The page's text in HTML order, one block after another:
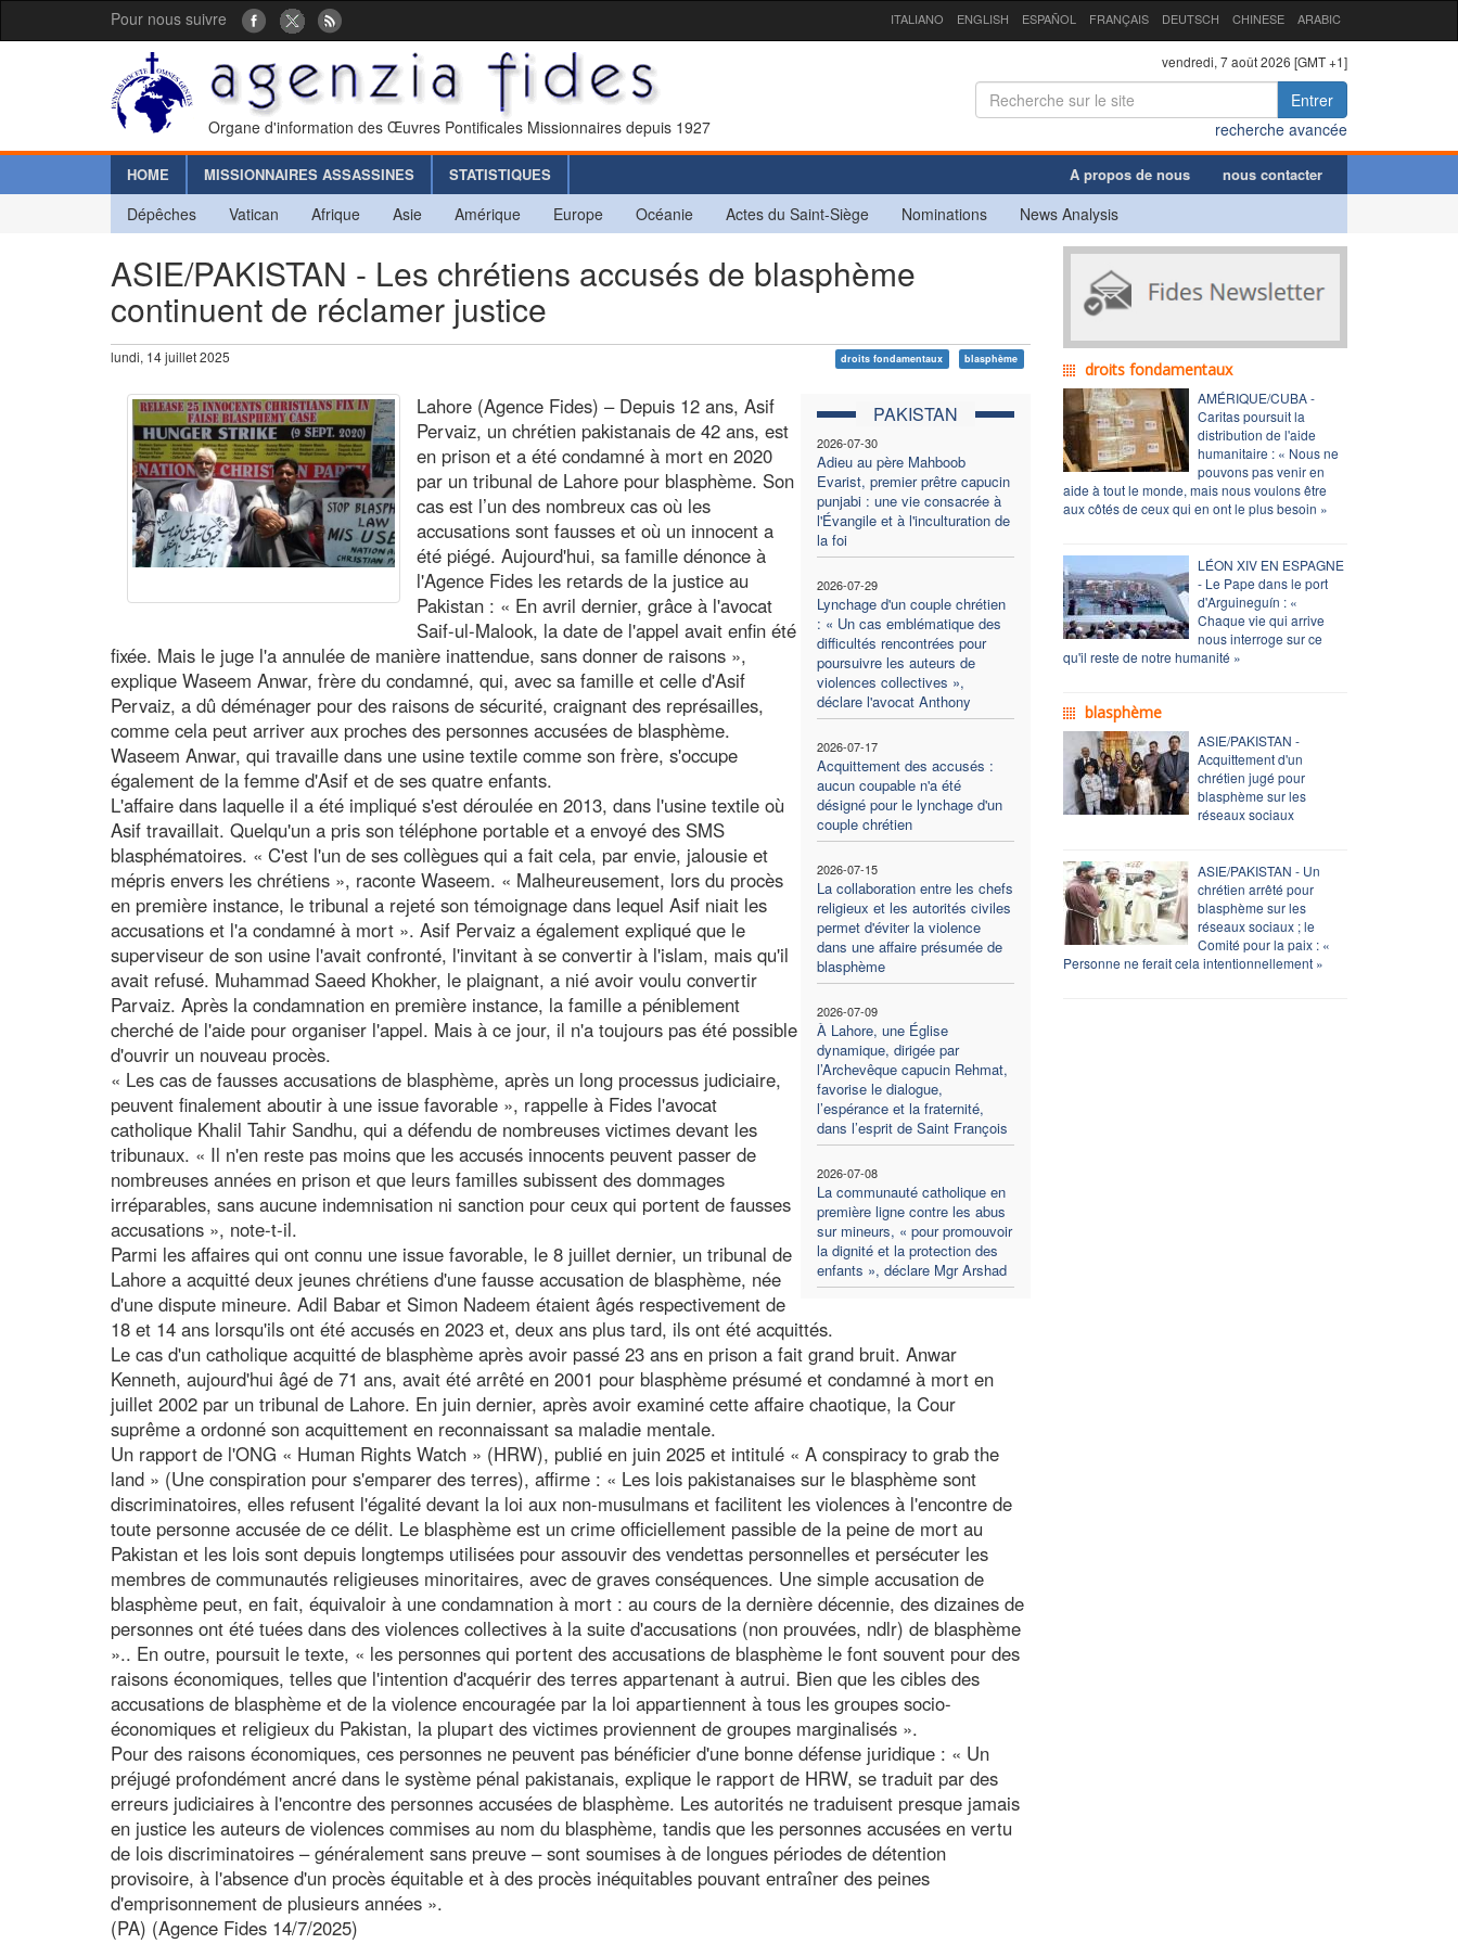
Pour nous suivre ITALIANO ENGLISH ESPAÑOL FRANÇAIS DEUTSCH CHINESE ARABIC
Organe d'information des Œuvres Pontificales Missionnaires depuis 1927
vendredi, 7 août 2026 [GMT +1]
Entrer
recherche avancée
HOME MISSIONNAIRES ASSASSINES STATISTIQUES A propos de nous nous contacter
Dépêches Vatican Afrique Asie Amérique Europe Océanie Actes du Saint-Siège Nominations News Analysis
ASIE/PAKISTAN - Les chrétiens accusés de blasphème
continuent de réclamer justice
lundi, 14 juillet 2025 droits fondamentaux blasphème
PAKISTAN
2026-07-30
Adieu au père Mahboob
Evarist, premier prêtre capucin
punjabi : une vie consacrée à
l'Évangile et à l'inculturation de
la foi
2026-07-29
Lynchage d'un couple chrétien
: « Un cas emblématique des
difficultés rencontrées pour
poursuivre les auteurs de
violences collectives »,
déclare l'avocat Anthony
2026-07-17
Acquittement des accusés :
aucun coupable n'a été
désigné pour le lynchage d'un
couple chrétien
2026-07-15
La collaboration entre les chefs
religieux et les autorités civiles
permet d'éviter la violence
dans une affaire présumée de
blasphème
2026-07-09
À Lahore, une Église
dynamique, dirigée par
l’Archevêque capucin Rehmat,
favorise le dialogue,
l’espérance et la fraternité,
dans l’esprit de Saint François
2026-07-08
La communauté catholique en
première ligne contre les abus
sur mineurs, « pour promouvoir
la dignité et la protection des
enfants », déclare Mgr Arshad
Lahore (Agence Fides) – Depuis 12 ans, Asif
Pervaiz, un chrétien pakistanais de 42 ans, est
en prison et a été condamné à mort en 2020
par un tribunal de Lahore pour blasphème. Son
cas est l’un des nombreux cas où les
accusations sont fausses et où un innocent a
été piégé. Aujourd'hui, sa famille dénonce à
l'Agence Fides les retards de la justice au
Pakistan : « En avril dernier, grâce à l'avocat
Saif-ul-Malook, la date de l'appel avait enfin été
fixée. Mais le juge l'a annulée de manière inattendue, sans donner de raisons »,
explique Waseem Anwar, frère du condamné, qui, avec sa famille et celle d'Asif
Pervaiz, a dû déménager pour des raisons de sécurité, craignant des représailles,
comme cela peut arriver aux proches des personnes accusées de blasphème.
Waseem Anwar, qui travaille dans une usine textile comme son frère, s'occupe
également de la femme d'Asif et de ses quatre enfants.
L'affaire dans laquelle il a été impliqué s'est déroulée en 2013, dans l'usine textile où
Asif travaillait. Quelqu'un a pris son téléphone portable et a envoyé des SMS
blasphématoires. « C'est l'un de ses collègues qui a fait cela, par envie, jalousie et
mépris envers les chrétiens », raconte Waseem. « Malheureusement, lors du procès
en première instance, le tribunal a rejeté son témoignage dans lequel Asif niait les
accusations et l'a condamné à mort ». Asif Pervaiz a également expliqué que le
superviseur de son usine l'avait confronté, l'invitant à se convertir à l'islam, mais qu'il
avait refusé. Muhammad Saeed Khokher, le plaignant, a nié avoir voulu convertir
Parvaiz. Après la condamnation en première instance, la famille a péniblement
cherché de l'aide pour organiser l'appel. Mais à ce jour, il n'a toujours pas été possible
d'ouvrir un nouveau procès.
« Les cas de fausses accusations de blasphème, après un long processus judiciaire,
peuvent finalement aboutir à une issue favorable », rappelle à Fides l'avocat
catholique Khalil Tahir Sandhu, qui a défendu de nombreuses victimes devant les
tribunaux. « Il n'en reste pas moins que les accusés innocents peuvent passer de
nombreuses années en prison et que leurs familles subissent des dommages
irréparables, sans aucune indemnisation ni sanction pour ceux qui portent de fausses
accusations », note-t-il.
Parmi les affaires qui ont connu une issue favorable, le 8 juillet dernier, un tribunal de
Lahore a acquitté deux jeunes chrétiens d'une fausse accusation de blasphème, née
d'une dispute mineure. Adil Babar et Simon Nadeem étaient âgés respectivement de
18 et 14 ans lorsqu'ils ont été accusés en 2023 et, deux ans plus tard, ils ont été acquittés.
Le cas d'un catholique acquitté de blasphème après avoir passé 23 ans en prison a fait grand bruit. Anwar
Kenneth, aujourd'hui âgé de 71 ans, avait été arrêté en 2001 pour blasphème présumé et condamné à mort en
juillet 2002 par un tribunal de Lahore. En juin dernier, après avoir examiné cette affaire chaotique, la Cour
suprême a ordonné son acquittement en reconnaissant sa maladie mentale.
Un rapport de l'ONG « Human Rights Watch » (HRW), publié en juin 2025 et intitulé « A conspiracy to grab the
land » (Une conspiration pour s'emparer des terres), affirme : « Les lois pakistanaises sur le blasphème sont
discriminatoires, elles refusent l'égalité devant la loi aux non-musulmans et facilitent les violences à l'encontre de
toute personne accusée de ce délit. Le blasphème est un crime officiellement passible de la peine de mort au
Pakistan et les lois sont depuis longtemps utilisées pour assouvir des vendettas personnelles et persécuter les
membres de communautés religieuses minoritaires, avec de graves conséquences. Une simple accusation de
blasphème peut, en fait, équivaloir à une condamnation à mort : au cours de la dernière décennie, des dizaines de
personnes ont été tuées dans des violences collectives à la suite d'accusations (non prouvées, ndlr) de blasphème
».. En outre, poursuit le texte, « les personnes qui portent des accusations de blasphème le font souvent pour des
raisons économiques, telles que l'intention d'acquérir des terres appartenant à autrui. Bien que les cibles des
accusations de blasphème et de la violence encouragée par la loi appartiennent à tous les groupes socio-
économiques et religieux du Pakistan, la plupart des victimes proviennent de groupes marginalisés ».
Pour des raisons économiques, ces personnes ne peuvent pas bénéficier d'une bonne défense juridique : « Un
préjugé profondément ancré dans le système pénal pakistanais, explique le rapport de HRW, se traduit par des
erreurs judiciaires à l'encontre des personnes accusées de blasphème. Les autorités ne traduisent presque jamais
en justice les auteurs de violences commises au nom du blasphème, tandis que les personnes accusées en vertu
de lois discriminatoires – généralement sans preuve – sont soumises à de longues périodes de détention
provisoire, à l'absence d'un procès équitable et à des procès inéquitables pouvant entraîner des peines
d'emprisonnement de plusieurs années ».
(PA) (Agence Fides 14/7/2025)
droits fondamentaux
AMÉRIQUE/CUBA -
Caritas poursuit la
distribution de l'aide
humanitaire : « Nous ne
pouvons pas venir en
aide à tout le monde, mais nous voulons être
aux côtés de ceux qui en ont le plus besoin »
LÉON XIV EN ESPAGNE
- Le Pape dans le port
d'Arguineguín : «
Chaque vie qui arrive
nous interroge sur ce
qu'il reste de notre humanité »
blasphème
ASIE/PAKISTAN -
Acquittement d'un
chrétien jugé pour
blasphème sur les
réseaux sociaux
ASIE/PAKISTAN - Un
chrétien arrêté pour
blasphème sur les
réseaux sociaux ; le
Comité pour la paix : «
Personne ne ferait cela intentionnellement »